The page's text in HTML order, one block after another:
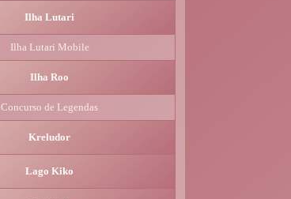
Ilha Lutari
Ilha Lutari Mobile
Ilha Roo
Concurso de Legendas
Kreludor
Lago Kiko